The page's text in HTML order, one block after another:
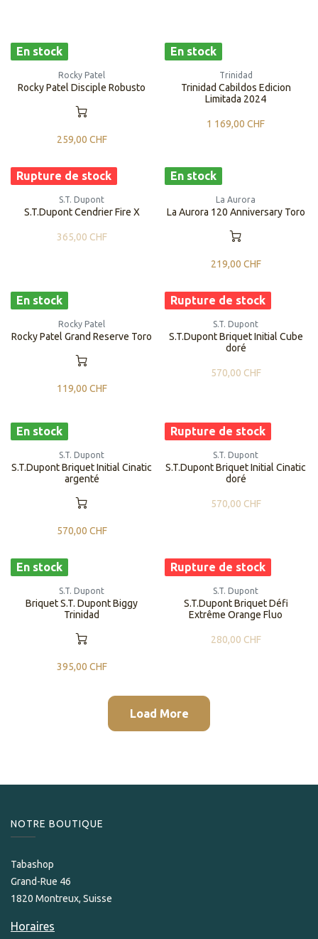
En stock
Rocky Patel
Rocky Patel Disciple Robusto
259,00 CHF
En stock
Trinidad
Trinidad Cabildos Edicion
Limitada 2024
1 169,00 CHF
Rupture de stock
S.T. Dupont
S.T.Dupont Cendrier Fire X
365,00 CHF
En stock
La Aurora
La Aurora 120 Anniversary Toro
219,00 CHF
En stock
Rocky Patel
Rocky Patel Grand Reserve Toro
119,00 CHF
Rupture de stock
S.T. Dupont
S.T.Dupont Briquet Initial Cube
doré
570,00 CHF
En stock
S.T. Dupont
S.T.Dupont Briquet Initial Cinatic
argenté
570,00 CHF
Rupture de stock
S.T. Dupont
S.T.Dupont Briquet Initial Cinatic
doré
570,00 CHF
En stock
S.T. Dupont
​​​​Briquet S.T. Dupont Biggy
Trinidad
395,00 CHF
Rupture de stock
S.T. Dupont
S.T.Dupont Briquet Défi
Extrême Orange Fluo
280,00 CHF
Load More
NOTRE BOUTIQUE
Tabashop
Grand-Rue 46
1820 Montreux, Suisse
Horaires